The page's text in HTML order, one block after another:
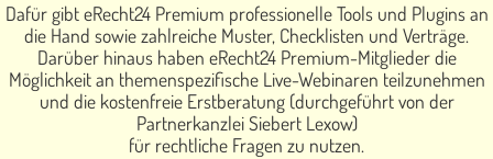
Dafür gibt eRecht24 Premium professionelle Tools und Plugins an
die Hand sowie zahlreiche Muster, Checklisten und Verträge.
Darüber hinaus haben eRecht24 Premium-Mitglieder die
Möglichkeit an themenspezifische Live-Webinaren teilzunehmen
und die kostenfreie Erstberatung (durchgeführt von der
Partnerkanzlei Siebert Lexow)
für rechtliche Fragen zu nutzen.